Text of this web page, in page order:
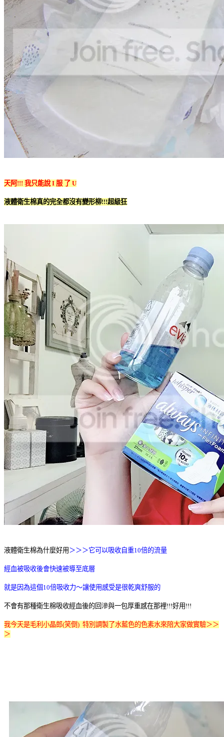
天阿!!! 我只能說 I 服 了 U
液體衛生棉真的完全都沒有變形柳!!!超級狂
液體衛生棉為什麼好用 ＞＞＞它可以吸收自重10倍的流量
經血被吸收後會快速被導至底層
就是因為這個10倍吸收力～讓使用感受是很乾爽舒服的
不會有那種衛生棉吸收經血後的回滲與一包厚重感在那裡!!!好用!!!
我今天是毛利小晶郎(笑倒) 特別調製了水藍色的色素水來陪大家做實驗＞＞
＞